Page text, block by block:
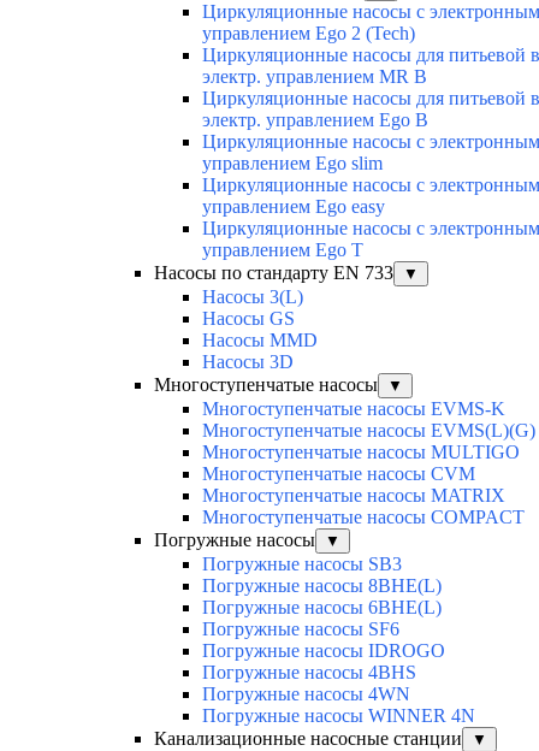
Циркуляционные насосы с электронным
управлением Ego 2 (Tech)
Циркуляционные насосы для питьевой
электр. управлением MR B
Циркуляционные насосы для питьевой
электр. управлением Ego B
Циркуляционные насосы с электронным
управлением Ego slim
Циркуляционные насосы с электронным
управлением Ego easy
Циркуляционные насосы с электронным
управлением Ego T
Насосы по стандарту EN 733
▼
Насосы 3(L)
Насосы GS
Насосы MMD
Насосы 3D
Многоступенчатые насосы
▼
Многоступенчатые насосы EVMS-K
Многоступенчатые насосы EVMS(L)(G)
Многоступенчатые насосы MULTIGO
Многоступенчатые насосы CVM
Многоступенчатые насосы MATRIX
Многоступенчатые насосы COMPACT
Погружные насосы
▼
Погружные насосы SB3
Погружные насосы 8BHE(L)
Погружные насосы 6BHE(L)
Погружные насосы SF6
Погружные насосы IDROGO
Погружные насосы 4BHS
Погружные насосы 4WN
Погружные насосы WINNER 4N
Канализационные насосные станции
▼